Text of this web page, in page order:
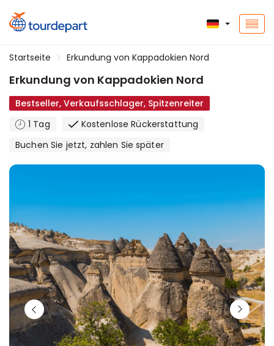
Startseite Erkundung von Kappadokien Nord
Erkundung von Kappadokien Nord
Bestseller, Verkaufsschlager, Spitzenreiter
1 Tag
Kostenlose Rückerstattung
Buchen Sie jetzt, zahlen Sie später